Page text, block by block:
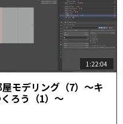
1:22:04
モデリング（7）～キ
ろう（1）～